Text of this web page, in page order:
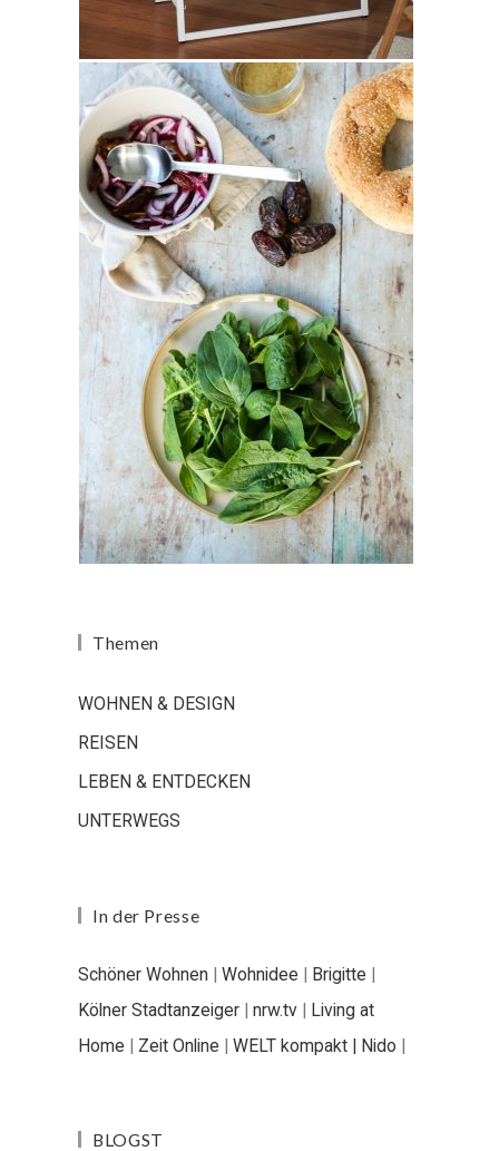
Themen
WOHNEN & DESIGN
REISEN
LEBEN & ENTDECKEN
UNTERWEGS
In der Presse
Schöner Wohnen | Wohnidee | Brigitte |
Kölner Stadtanzeiger | nrw.tv | Living at
Home | Zeit Online | WELT kompakt | Nido |
BLOGST